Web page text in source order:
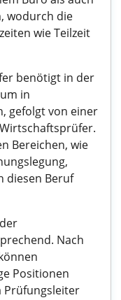
wodurch die
wie Teilzeit
benötigt in der
in
gefolgt von einer
Bereichen, wie
diesen Beruf
Nach
Positionen
Prüfungsleiter